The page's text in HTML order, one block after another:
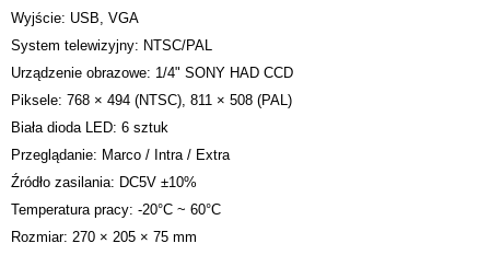
Wyjście: USB, VGA
System telewizyjny: NTSC/PAL
Urządzenie obrazowe: 1/4" SONY HAD CCD
Piksele: 768 × 494 (NTSC), 811 × 508 (PAL)
Biała dioda LED: 6 sztuk
Przeglądanie: Marco / Intra / Extra
Źródło zasilania: DC5V ±10%
Temperatura pracy: -20°C ~ 60°C
Rozmiar: 270 × 205 × 75 mm